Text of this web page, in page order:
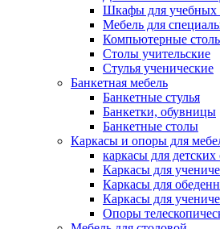
Шкафы для учебных
Мебель для
Компьютерные
Столы учительские
Стулья ученические
Банкетная мебель
Банкетные стулья
Банкетки, обувницы
Банкетные столы
Каркасы и опоры для
каркасы для детских
Каркасы для
Каркасы для
Каркасы для
Опоры